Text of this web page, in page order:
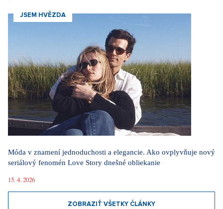
JSEM HVĚZDA
Móda v znamení jednoduchosti a elegancie. Ako ovplyvňuje nový
seriálový fenomén Love Story dnešné obliekanie
15. 4. 2026
ZOBRAZIŤ VŠETKY ČLÁNKY